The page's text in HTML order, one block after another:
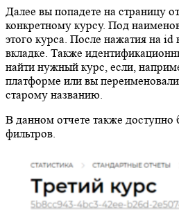
Далее вы попадете на страницу
конкретному курсу. Под
этого курса. После нажатия на id
вкладке. Также
найти нужный курс, если,
платформе или вы
старому названию.
В данном отчете также доступно
фильтров.